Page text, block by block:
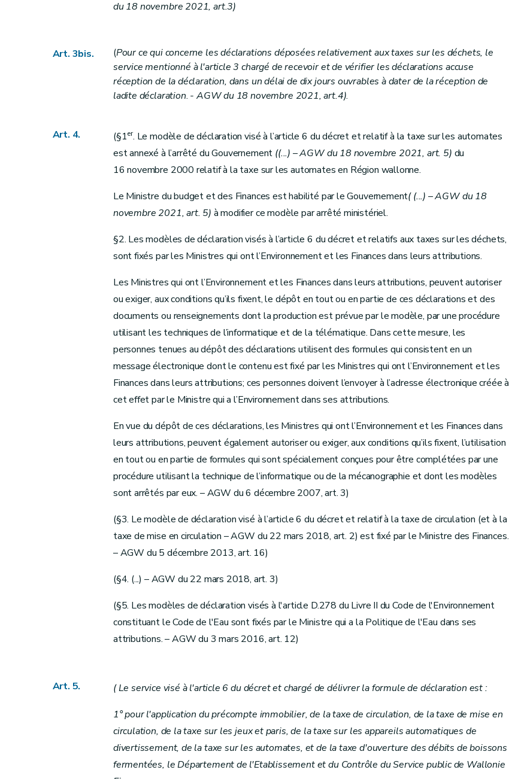
du 18 novembre 2021, art.3)
Art. 3bis. (Pour ce qui concerne les déclarations déposées relativement aux taxes sur les déchets, le
service mentionné à l'article 3 chargé de recevoir et de vérifier les déclarations accuse
réception de la déclaration, dans un délai de dix jours ouvrables à dater de la réception de
ladite déclaration. - AGW du 18 novembre 2021, art.4).
Art. 4. (§1er. Le modèle de déclaration visé à l’article 6 du décret et relatif à la taxe sur les automates
est annexé à l’arrêté du Gouvernement ((...) – AGW du 18 novembre 2021, art. 5) du
16 novembre 2000 relatif à la taxe sur les automates en Région wallonne.
Le Ministre du budget et des Finances est habilité par le Gouvernement((...) – AGW du 18
novembre 2021, art. 5) à modifier ce modèle par arrêté ministériel.
§2. Les modèles de déclaration visés à l’article 6 du décret et relatifs aux taxes sur les déchets,
sont fixés par les Ministres qui ont l’Environnement et les Finances dans leurs attributions.
Les Ministres qui ont l’Environnement et les Finances dans leurs attributions, peuvent autoriser
ou exiger, aux conditions qu’ils fixent, le dépôt en tout ou en partie de ces déclarations et des
documents ou renseignements dont la production est prévue par le modèle, par une procédure
utilisant les techniques de l’informatique et de la télématique. Dans cette mesure, les
personnes tenues au dépôt des déclarations utilisent des formules qui consistent en un
message électronique dont le contenu est fixé par les Ministres qui ont l’Environnement et les
Finances dans leurs attributions; ces personnes doivent l’envoyer à l’adresse électronique créée à
cet effet par le Ministre qui a l’Environnement dans ses attributions.
En vue du dépôt de ces déclarations, les Ministres qui ont l’Environnement et les Finances dans
leurs attributions, peuvent également autoriser ou exiger, aux conditions qu’ils fixent, l’utilisation
en tout ou en partie de formules qui sont spécialement conçues pour être complétées par une
procédure utilisant la technique de l’informatique ou de la mécanographie et dont les modèles
sont arrêtés par eux. – AGW du 6 décembre 2007, art. 3)
(§3. Le modèle de déclaration visé à l’article 6 du décret et relatif à la taxe de circulation (et à la
taxe de mise en circulation – AGW du 22 mars 2018, art. 2) est fixé par le Ministre des Finances.
– AGW du 5 décembre 2013, art. 16)
(§4. (...) – AGW du 22 mars 2018, art. 3)
(§5. Les modèles de déclaration visés à l'article D.278 du Livre II du Code de l'Environnement
constituant le Code de l'Eau sont fixés par le Ministre qui a la Politique de l'Eau dans ses
attributions. – AGW du 3 mars 2016, art. 12)
Art. 5.
( Le service visé à l'article 6 du décret et chargé de délivrer la formule de déclaration est :
1° pour l'application du précompte immobilier, de la taxe de circulation, de la taxe de mise en
circulation, de la taxe sur les jeux et paris, de la taxe sur les appareils automatiques de
divertissement, de la taxe sur les automates, et de la taxe d'ouverture des débits de boissons
fermentées, le Département de l'Etablissement et du Contrôle du Service public de Wallonie